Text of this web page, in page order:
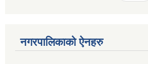
नगरपालिकाको ऐनहरु